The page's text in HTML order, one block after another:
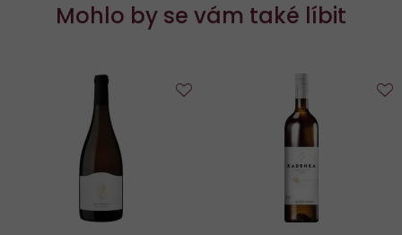
Mohlo by se vám také líbit